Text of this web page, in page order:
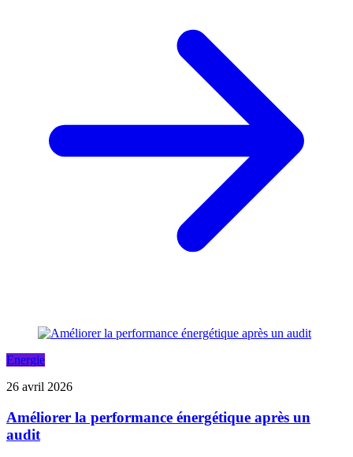
Energie
26 avril 2026
Améliorer la performance énergétique après un
audit